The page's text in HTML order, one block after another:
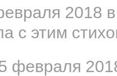
2018
с этим
февраля